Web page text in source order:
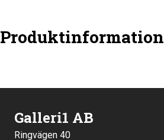
Produktinformation
Galleri1 AB
Ringvägen 40